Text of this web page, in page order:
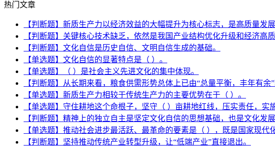
热门文章
【判断题】新质生产力以经济效益的大幅提升为核心标志，是高质量发展
【判断题】关键核心技术缺乏，依然是我国产业结构优化升级和经济高
【判断题】文化自信是历史自信、文明自信生成的基础。
【单选题】文化自信的显著特点是（ ）。
【单选题】（ ）是社会主义先进文化的集中体现。
【判断题】从长期来看，粮食供需形势总体上已由“总量平衡，丰年有余
【单选题】新质生产力相较于传统生产力的主要优势在于（ ）。
【单选题】守住耕地这个命根子，坚守（ ）亩耕地红线，压实责任，实
【判断题】精神上的独立自主是坚定文化自信的思想基础，也是文化发
【单选题】推动社会进步最活跃、最革命的要素是（ ），既是国家现
【判断题】坚持推动传统产业转型升级，让“低端产业”直接退出。